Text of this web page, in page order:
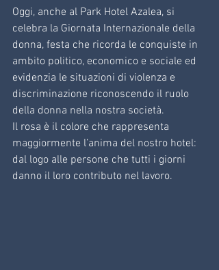
Oggi, anche al Park Hotel Azalea, si
celebra la Giornata Internazionale della
donna, festa che ricorda le conquiste in
ambito politico, economico e sociale ed
evidenzia le situazioni di violenza e
discriminazione riconoscendo il ruolo
della donna nella nostra società.
Il rosa è il colore che rappresenta
maggiormente l’anima del nostro hotel:
dal logo alle persone che tutti i giorni
danno il loro contributo nel lavoro.